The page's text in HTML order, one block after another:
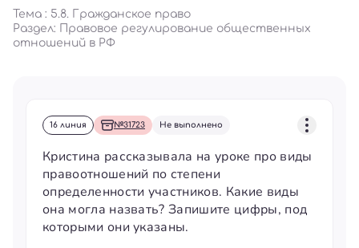
Тема : 5.8. Гражданское право
Раздел:
Правовое регулирование общественных
отношений в РФ
16 линия №31723 Не выполнено
Кристина рассказывала на уроке про виды
правоотношений по степени
определенности участников. Какие виды
она могла назвать? Запишите цифры, под
которыми они указаны.